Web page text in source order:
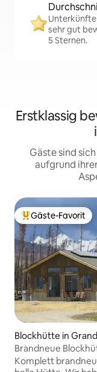
Unterkünfte
sehr gut
5 Sternen.
Erstklassig
Gäste sind
aufgrund
Beliebter Gäste-
Gäste-Favorit
Blockhütte in
Brandneue
Mountain-
Komplett